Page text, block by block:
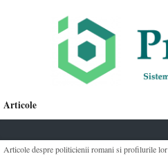
Articole
Articole despre politicienii romani si profilurile lor